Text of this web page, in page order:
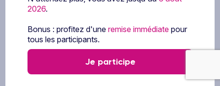
La taxe de solidarité et de carbone
Les taxes aéroport et hausse carburant (sous
réserve de modification lors de votre
réservation)
Les transferts collectifs aéroport-hôtel-
L'hébergement selon la catégorie de chambre
2026.
Bonus : profitez d'uneremise immédiate pour
tous les participants.
Je participe